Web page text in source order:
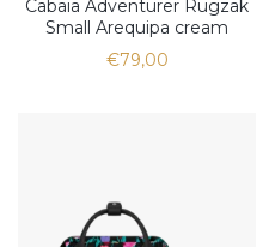
Cabaia Adventurer Rugzak
Small Arequipa cream
€79,00